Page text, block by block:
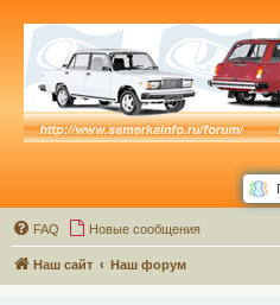
FAQ Новые сообщения
Наш сайт Наш форум